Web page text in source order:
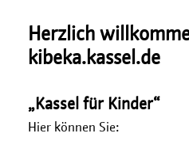
Herzlich
kibeka.kassel.de
„Kassel für Kinder“
Hier können Sie: